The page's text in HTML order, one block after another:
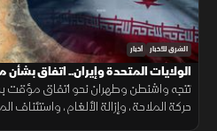
الشرق للأخبار أخبار
الولايات المتحدة وإيران.. اتفاق
تتجه واشنطن وطهران نحو اتفاق
حركة الملاحة، وإزالة الألغام،